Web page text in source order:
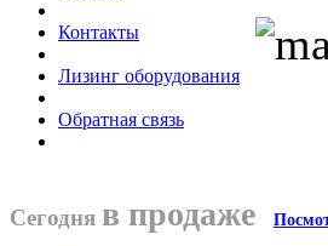
Контакты
Лизинг оборудования
Обратная связь
Сегодня в продаже